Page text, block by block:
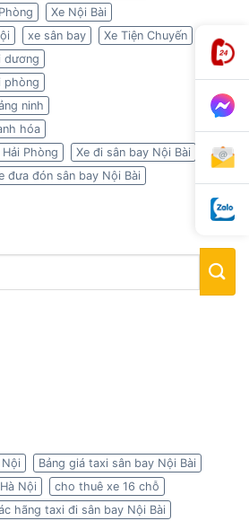
Xe Nội Bài
xe sân bay
Xe Tiện Chuyến
dương
phòng
ninh
hóa
Phòng
Xe đi sân bay Nội Bài
đưa đón sân bay Nội Bài
Bảng giá taxi sân bay Nội Bài
Nội
cho thuê xe 16 chỗ
hãng taxi đi sân bay Nội Bài